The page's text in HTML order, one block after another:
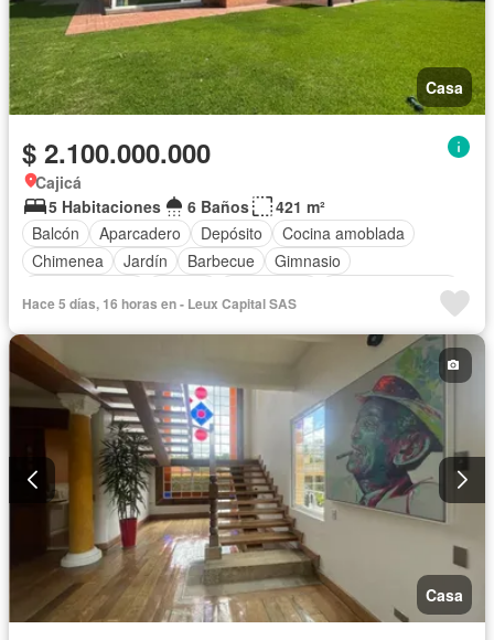
Casa
$ 2.100.000.000
Cajicá
5 Habitaciones
6 Baños
421 m²
Balcón
Aparcadero Depósito
Cocina amoblada
Chimenea
Jardín Barbecue
Gimnasio
Vista panorámica
Cuarto de servicio
Cancha de tenis
Hace 5 días, 16 horas en - Leux Capital SAS
Casa